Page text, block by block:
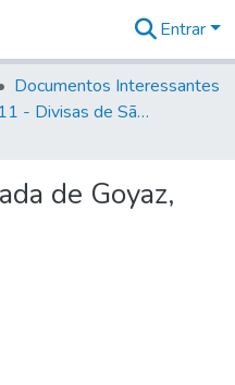
Entrar
Documentos Interessantes
Volume 11 - Divisas de São Paulo e Minas Gerais
de Goyaz,